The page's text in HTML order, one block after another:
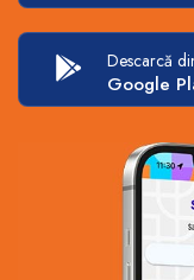
Descarcă
Google